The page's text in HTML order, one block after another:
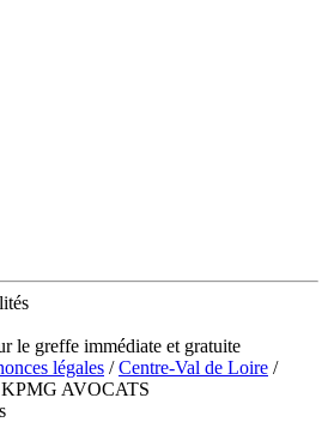
le greffe immédiate et gratuite
légales /Centre-Val de Loire /
AVOCATS